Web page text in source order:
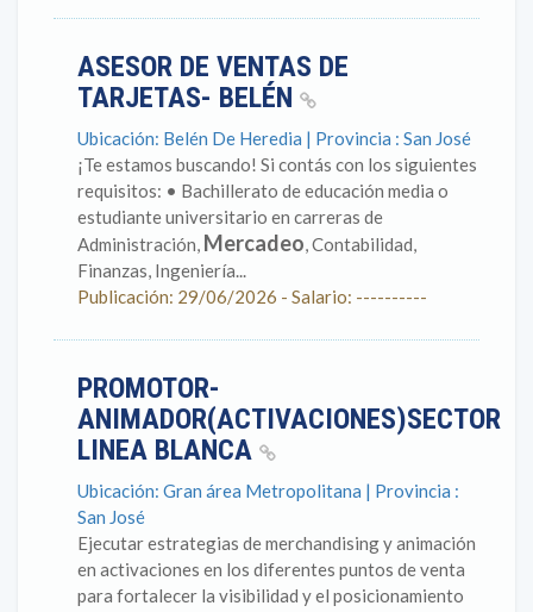
ASESOR DE VENTAS DE
TARJETAS- BELÉN
Ubicación: Belén De Heredia | Provincia : San José
¡Te estamos buscando! Si contás con los siguientes
requisitos: • Bachillerato de educación media o
estudiante universitario en carreras de
Administración, Mercadeo, Contabilidad,
Finanzas, Ingeniería...
Publicación: 29/06/2026 - Salario: ----------
PROMOTOR-
ANIMADOR(ACTIVACIONES)SECTOR
LINEA BLANCA
Ubicación: Gran área Metropolitana | Provincia :
San José
Ejecutar estrategias de merchandising y animación
en activaciones en los diferentes puntos de venta
para fortalecer la visibilidad y el posicionamiento